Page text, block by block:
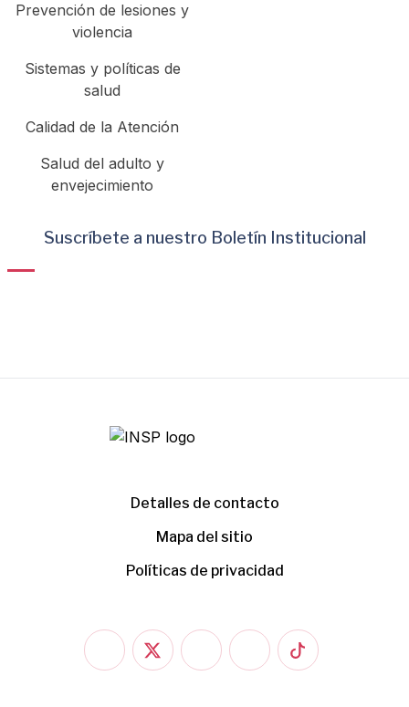
Prevención de lesiones y
violencia
Sistemas y políticas de
salud
Calidad de la Atención
Salud del adulto y
envejecimiento
Suscríbete a nuestro Boletín Institucional
Detalles de contacto
Mapa del sitio
Políticas de privacidad